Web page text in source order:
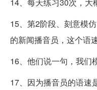
15、第2阶段、刻意模
的新闻播音员，这个语
16、他们说一句，我们
17、因为播音员的语速